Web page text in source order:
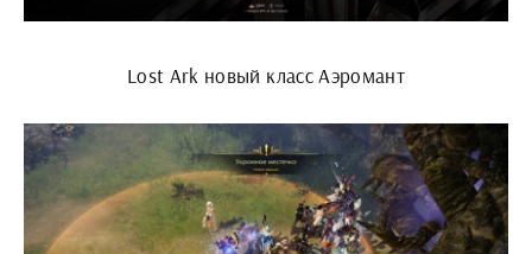
Lost Ark новый класс Аэромант